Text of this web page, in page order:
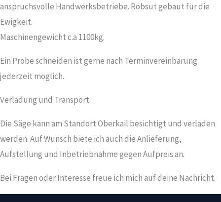
anspruchsvolle Handwerksbetriebe. Robsut gebaut für die
Ewigkeit.
Maschinengewicht c.a 1100kg.
Ein Probe schneiden ist gerne nach Terminvereinbarung
jederzeit möglich.
Verladung und Transport
Die Säge kann am Standort Oberkail besichtigt und verladen
werden. Auf Wunsch biete ich auch die Anlieferung,
Aufstellung und Inbetriebnahme gegen Aufpreis an.
Bei Fragen oder Interesse freue ich mich auf deine Nachricht.